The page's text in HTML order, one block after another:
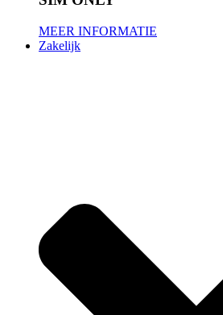
MEER INFORMATIE
Zakelijk